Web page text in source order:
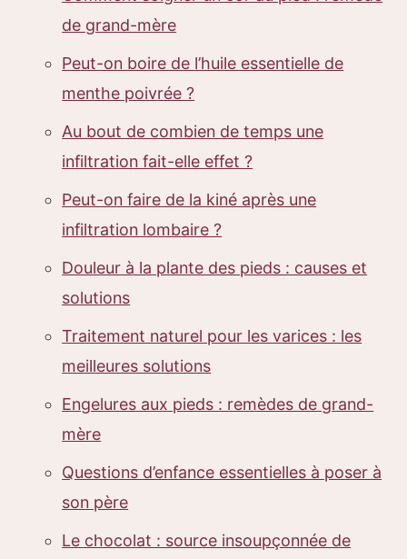
de grand-mère
Peut-on boire de l’huile essentielle de
menthe poivrée ?
Au bout de combien de temps une
infiltration fait-elle effet ?
Peut-on faire de la kiné après une
infiltration lombaire ?
Douleur à la plante des pieds : causes et
solutions
Traitement naturel pour les varices : les
meilleures solutions
Engelures aux pieds : remèdes de grand-
mère
Questions d’enfance essentielles à poser à
son père
Le chocolat : source insoupçonnée de